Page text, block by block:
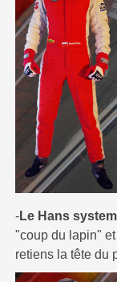
-Le Hans
"coup du lapin" et
retiens la tête du